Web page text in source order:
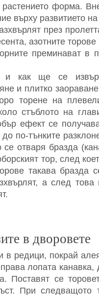
форма.
върху развитието
през
азотните
преминават в
и как ще се
и плитко
торене на
стъблото на
ефект се
по-тънките
отваря бразда
тор, след
такава бразда
а след това
в дворовете
в редици, покрай
лопата
Поставят се
При следващото